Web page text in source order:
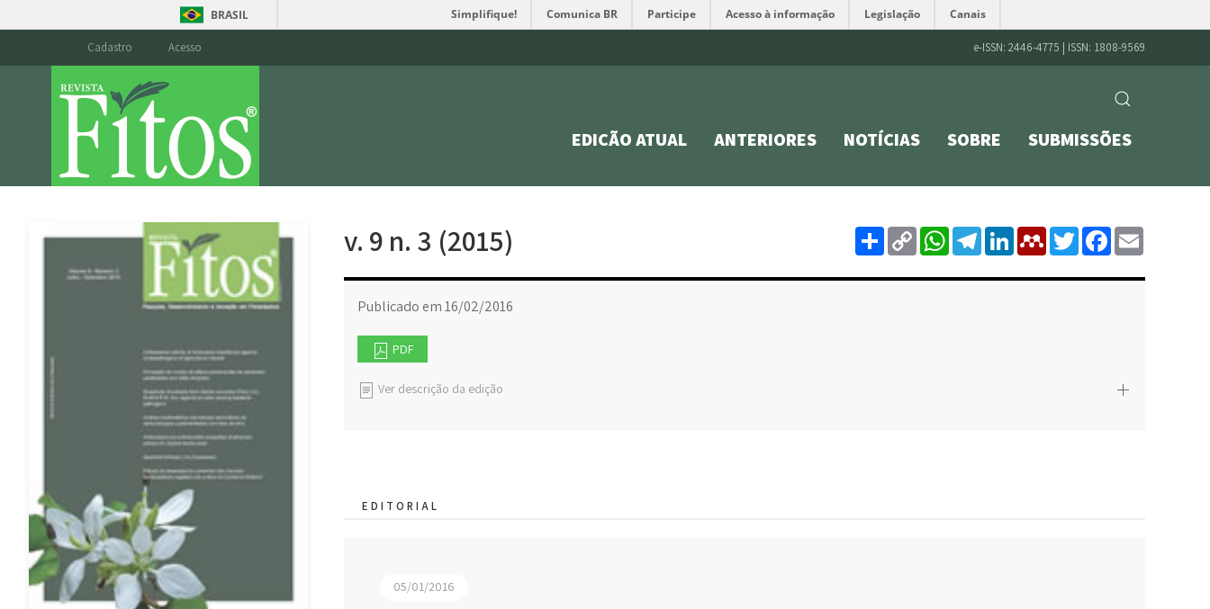
BRASIL Simplifique! Comunica BR Participe Acesso à informação Legislação Canais
Cadastro Acesso e-ISSN: 2446-4775 | ISSN: 1808-9569
EDIÇÃO ATUAL ANTERIORES NOTÍCIAS SOBRE SUBMISSÕES
v. 9 n. 3 (2015) Share
Copy
LinkWhatsApp
Telegram
LinkedIn
Mendeley
Twitter
Publicado em 16/02/2016
PDF
Ver descrição da edição
EDITORIAL
05/01/2016